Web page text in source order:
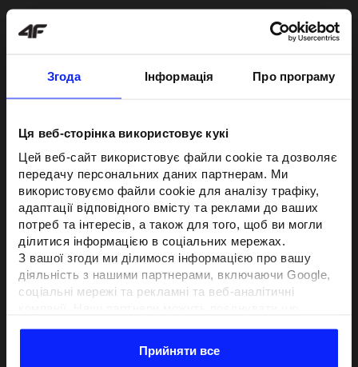
Згода Інформація Про програму
Ця веб-сторінка використовує кукі
Цей веб-сайт використовує файли cookie та дозволяє
передачу персональних даних партнерам. Ми
використовуємо файли cookie для аналізу трафіку,
адаптації відповідного вмісту та реклами до ваших
потреб та інтересів, а також для того, щоб ви могли
ділитися інформацією в соціальних мережах.
З вашої згоди ми ділимося інформацією про вашу
діяльність з нашими партнерами, включаючи Google,
соціальні мережі та рекламні та веб-аналітичні
отримують у результаті використання вами їхніх
Прийняти все